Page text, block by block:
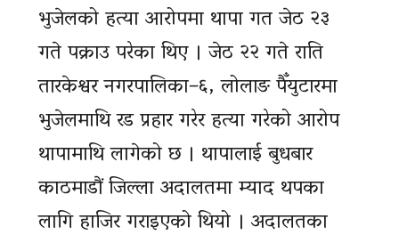
भुजेलको हत्या आरोपमा थापा गत जेठ २३
गते पक्राउ परेका थिए । जेठ २२ गते राति
तारकेश्वर नगरपालिका–६, लोलाङ पैँयुटारमा
भुजेलमाथि रड प्रहार गरेर हत्या गरेको आरोप
थापामाथि लागेको छ । थापालाई बुधबार
काठमाडौं जिल्ला अदालतमा म्याद थपका
लागि हाजिर गराइएको थियो । अदालतका